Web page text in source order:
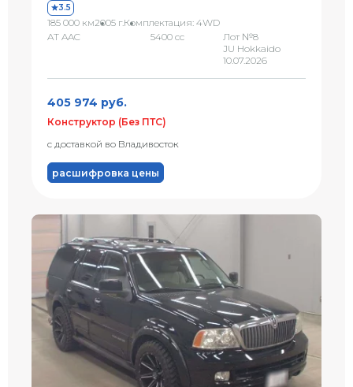
3.5
185 000 км2005 г.Комплектация: 4WD
AT AAC
5400 сс
Лот №8
JU Hokkaido
10.07.2026
405 974 руб.
Конструктор (Без ПТС)
с доставкой во Владивосток
расшифровка цены